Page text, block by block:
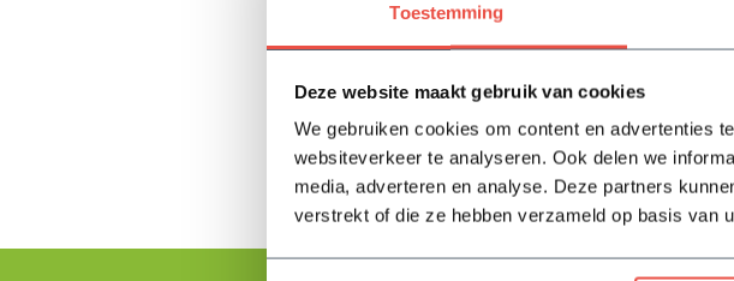
Toestemming
Deze website maakt gebruik van cookies
We gebruiken cookies om content en advertenties
websiteverkeer te analyseren. Ook delen we
media, adverteren en analyse. Deze partners
verstrekt of die ze hebben verzameld op basis van
Op voorraad
11,35 Bekijken